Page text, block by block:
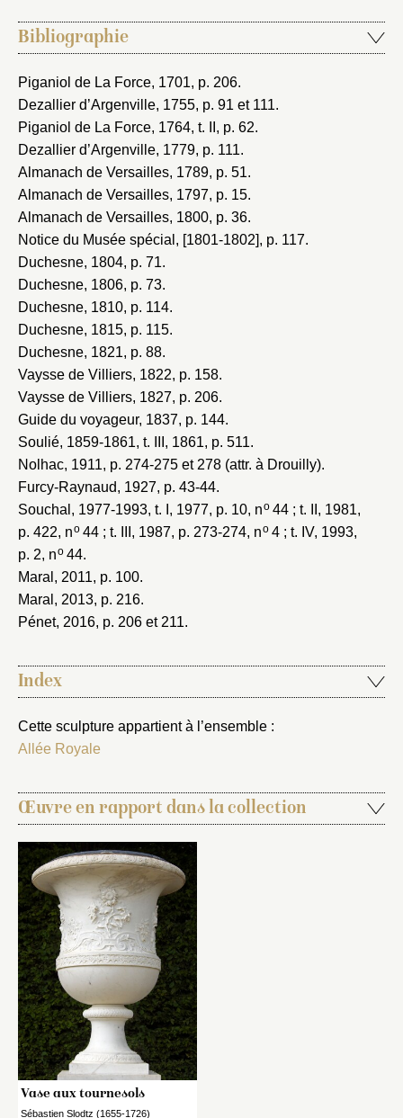
Bibliographie
Piganiol de La Force, 1701, p. 206.
Dezallier d’Argenville, 1755, p. 91 et 111.
Piganiol de La Force, 1764, t. II, p. 62.
Dezallier d’Argenville, 1779, p. 111.
Almanach de Versailles, 1789, p. 51.
Almanach de Versailles, 1797, p. 15.
Almanach de Versailles, 1800, p. 36.
Notice du Musée spécial, [1801-1802], p. 117.
Duchesne, 1804, p. 71.
Duchesne, 1806, p. 73.
Duchesne, 1810, p. 114.
Duchesne, 1815, p. 115.
Duchesne, 1821, p. 88.
Vaysse de Villiers, 1822, p. 158.
Vaysse de Villiers, 1827, p. 206.
Guide du voyageur, 1837, p. 144.
Soulié, 1859-1861, t. III, 1861, p. 511.
Nolhac, 1911, p. 274-275 et 278 (attr. à Drouilly).
Furcy-Raynaud, 1927, p. 43-44.
Souchal, 1977-1993, t. I, 1977, p. 10, no44 ; t. II, 1981,
p. 422, no44 ; t. III, 1987, p. 273-274, no4 ; t. IV, 1993,
p. 2, no44.
Maral, 2011, p. 100.
Maral, 2013, p. 216.
Pénet, 2016, p. 206 et 211.
Index
Cette sculpture appartient à l’ensemble :
Allée Royale
Œuvre en rapport dans la collection
Vase aux tournesols
Sébastien Slodtz (1655-1726)